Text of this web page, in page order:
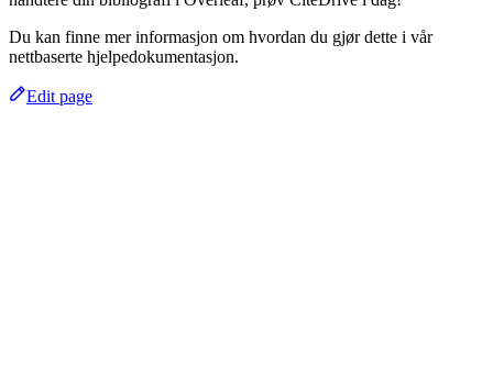
Du kan finne mer informasjon om hvordan du gjør dette i vår
nettbaserte hjelpedokumentasjon.
Edit page